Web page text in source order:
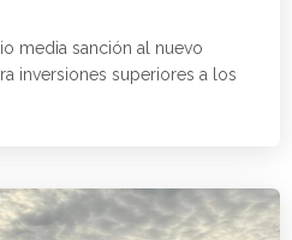
media sanción al nuevo
inversiones superiores a los